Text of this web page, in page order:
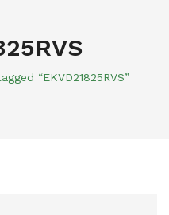
“EKVD21825RVS”